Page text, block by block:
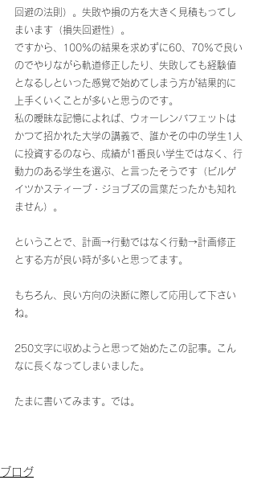
回避の法則）。失敗や損の方を大きく見積もってし
まいます（損失回避性）。
ですから、100%の結果を求めずに60、70%で良い
のでやりながら軌道修正したり、失敗しても経験値
となるしといった感覚で始めてしまう方が結果的に
上手くいくことが多いと思うのです。
私の曖昧な記憶によれば、ウォーレンバフェットは
かつて招かれた大学の講義で、誰かその中の学生1人
に投資するのなら、成績が1番良い学生ではなく、行
動力のある学生を選ぶ、と言ったそうです（ビルゲ
イツかスティーブ・ジョブズの言葉だったかも知れ
ません）。
ということで、計画→行動ではなく行動→計画修正
とする方が良い時が多いと思ってます。
もちろん、良い方向の決断に際して応用して下さい
ね。
250文字に収めようと思って始めたこの記事。こん
なに長くなってしまいました。
たまに書いてみます。では。
ブログ